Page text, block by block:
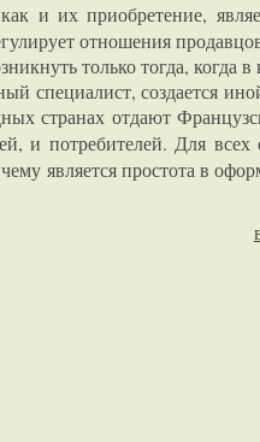
и их приобретение,
отношения
только тогда, когда
специалист, создается
странах отдают
и потребителей. Для всех
является простота в